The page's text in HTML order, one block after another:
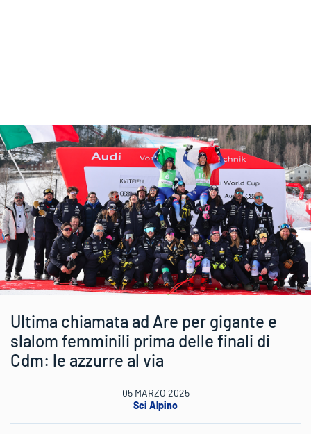
Ultima chiamata ad Are per gigante e
slalom femminili prima delle finali di
Cdm: le azzurre al via
05 MARZO 2025
Sci Alpino